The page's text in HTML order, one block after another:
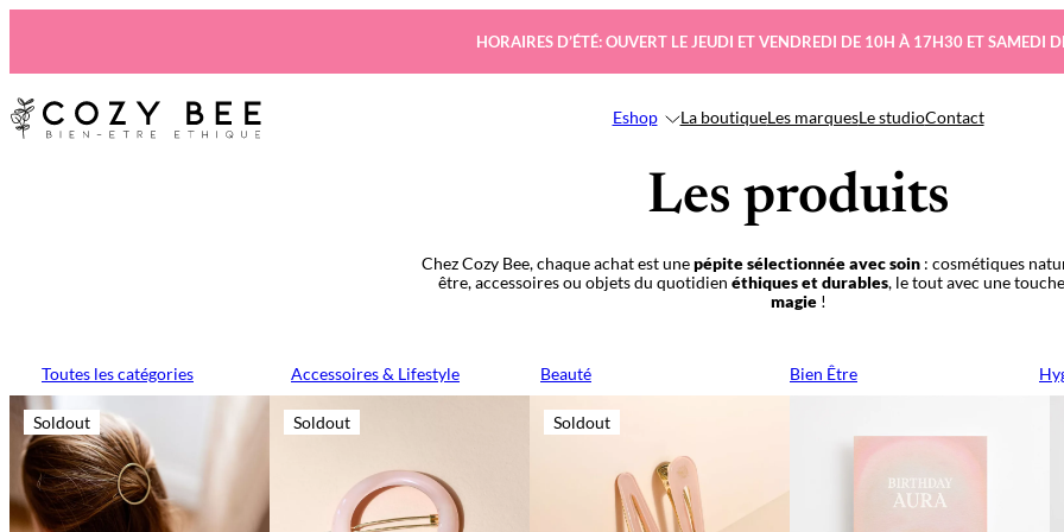
HORAIRES D’ÉTÉ: OUVERT LE JEUDI ET VENDREDI DE 10H À 17H30 ET SAMEDI
Eshop La boutiqueLes marquesLe studioContact
Les produits
Chez Cozy Bee, chaque achat est unepépite sélectionnée avec soin: cosmétiques
être, accessoires ou objets du quotidien éthiques et durables, le tout avec une
magie!
Toutes les catégories Accessoires & Lifestyle Beauté Bien Être
Soldout Soldout Soldout